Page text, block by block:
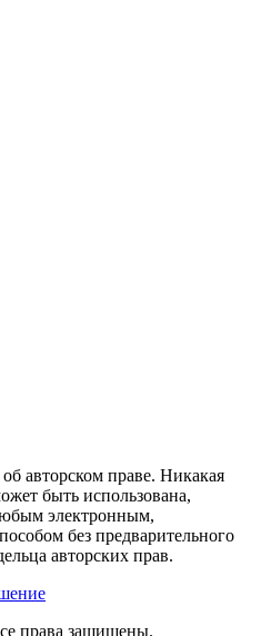
авторском праве. Никакая
быть использована,
электронным,
без предварительного
авторских прав.
права защищены.